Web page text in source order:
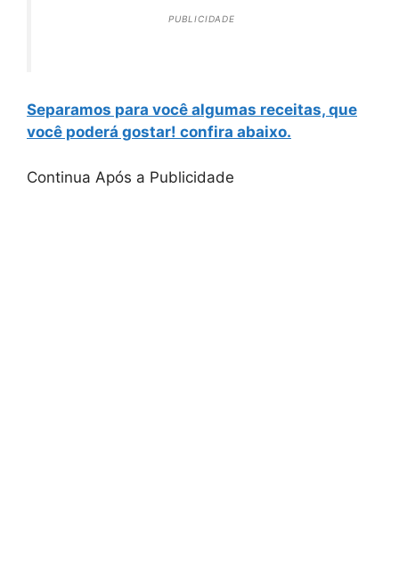
PUBLICIDADE
Separamos para você algumas receitas, que
você poderá gostar! confira abaixo.
Continua Após a Publicidade